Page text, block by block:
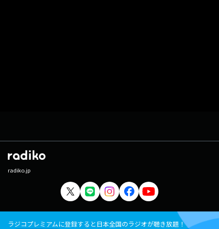
radiko.jp
ラジコプレミアムに登録すると日本全国のラジオが聴き放題！